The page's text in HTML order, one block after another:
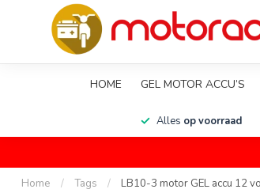
HOME GEL MOTOR ACCU’S
Alles op voorraad
Home / Tags / LB10-3 motor GEL accu 12